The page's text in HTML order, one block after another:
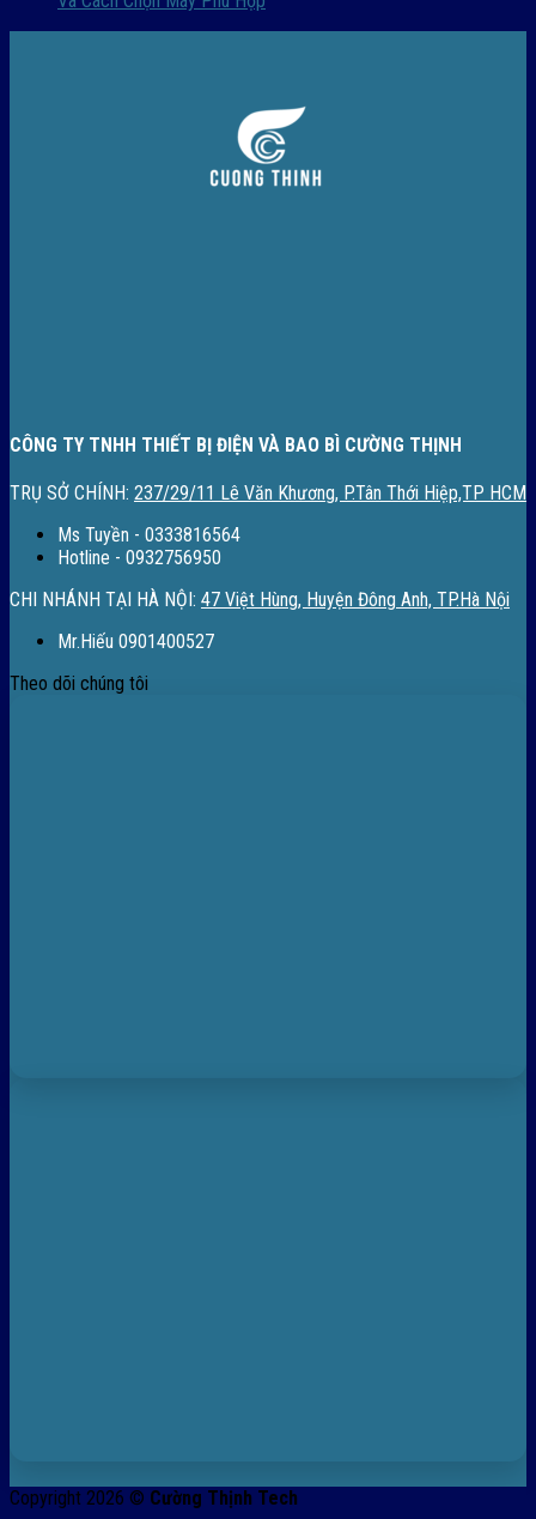
CÔNG TY TNHH THIẾT BỊ ĐIỆN VÀ BAO BÌ CƯỜNG THỊNH
TRỤ SỞ CHÍNH: 237/29/11 Lê Văn Khương, P.Tân Thới Hiệp,TP HCM
Ms Tuyền - 0333816564
Hotline - 0932756950
CHI NHÁNH TẠI HÀ NỘI: 47 Việt Hùng, Huyện Đông Anh, TP.Hà Nội
Mr.Hiếu 0901400527
Theo dõi chúng tôi
Copyright 2026 © Cường Thịnh Tech